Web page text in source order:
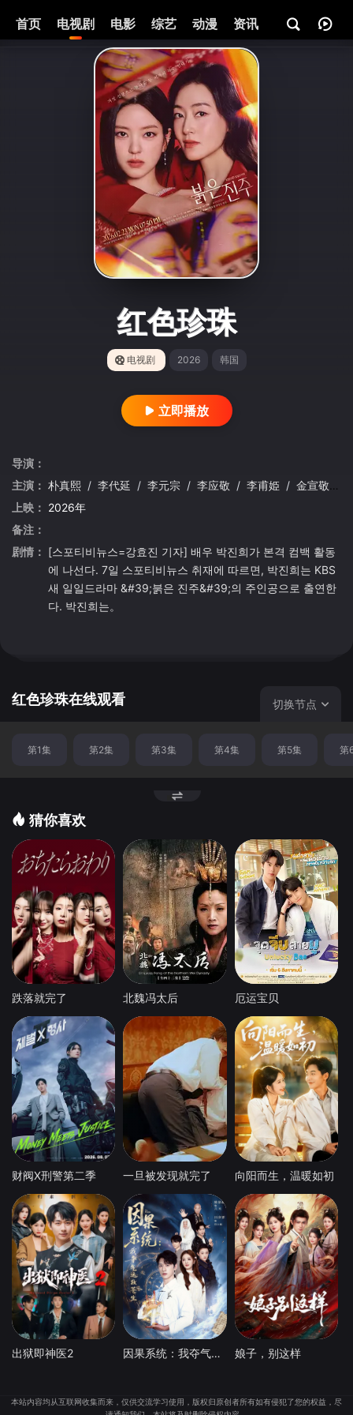
首页 电视剧 电影 综艺 动漫 资讯
红色珍珠
电视剧 2026 韩国
立即播放
导演：
主演： 朴真熙 / 李代延 / 李元宗 / 李应敬 / 李甫姫 / 金宣敬
上映： 2026年
备注：
剧情： [스포티비뉴스=강효진 기자] 배우 박진희가 본격 컴백 활동
에 나선다. 7일 스포티비뉴스 취재에 따르면, 박진희는 KBS
새 일일드라마 &#39;붉은 진주&#39;의 주인공으로 출연한
다. 박진희는。
红色珍珠在线观看 切换节点
第1集 第2集 第3集 第4集 第5集 第
猜你喜欢
跌落就完了 北魏冯太后 厄运宝贝
财阀X刑警第二季 一旦被发现就完了 向阳而生，温暖如初
出狱即神医2 因果系统：我夺气运救苍生 娘子，别这样
本站内容均从互联网收集而来，仅供交流学习使用，版权归原创者所有如有侵犯了您的权益，尽